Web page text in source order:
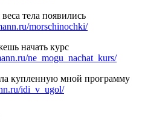
тела появились
morschinochki/
начать курс
ne_mogu_nachat_kurs/
купленную мной программу
idi_v_ugol/